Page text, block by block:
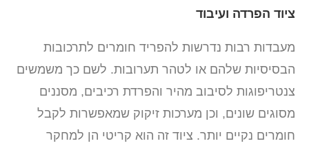
ציוד הפרדה ועיבוד
מעבדות רבות נדרשות להפריד חומרים לתרכובות
הבסיסיות שלהם או לטהר תערובות. לשם כך משמשים
צנטריפוגות לסיבוב מהיר והפרדת רכיבים, מסננים
מסוגים שונים, וכן מערכות זיקוק שמאפשרות לקבל
חומרים נקיים יותר. ציוד זה הוא קריטי הן למחקר